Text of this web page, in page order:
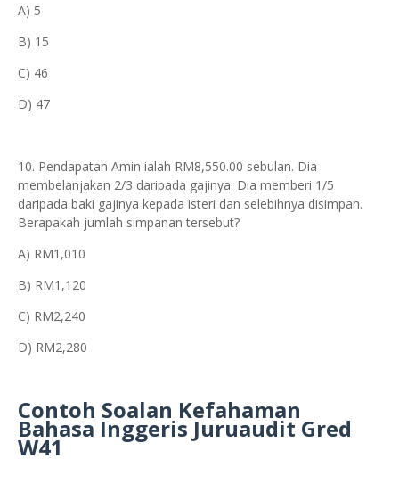
A) 5
B) 15
C) 46
D) 47
10. Pendapatan Amin ialah RM8,550.00 sebulan. Dia
membelanjakan 2/3 daripada gajinya. Dia memberi 1/5
daripada baki gajinya kepada isteri dan selebihnya disimpan.
Berapakah jumlah simpanan tersebut?
A) RM1,010
B) RM1,120
C) RM2,240
D) RM2,280
Contoh Soalan Kefahaman
Bahasa Inggeris Juruaudit Gred
W41